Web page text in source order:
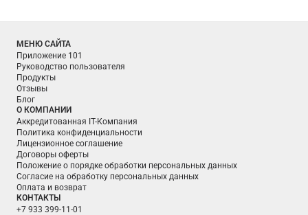
МЕНЮ САЙТА
Приложение 101
Руководство пользователя
Продукты
Отзывы
Блог
О КОМПАНИИ
Аккредитованная IT-Компания
Политика конфиденциальности
Лицензионное соглашение
Договоры оферты
Положение о порядке обработки персональных данных
Согласие на обработку персональных данных
Оплата и возврат
КОНТАКТЫ
+7 933 399-11-01